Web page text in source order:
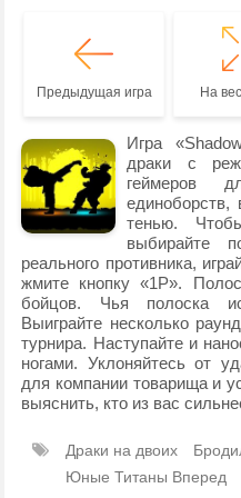
Предыдущая игра На
Игра
драки с
геймеров
тенью.
выбирайте
реального противника,
жмите кнопку «1P».
бойцов. Чья полоска
Выиграйте несколько
турнира. Наступайте и
ногами. Уклоняйтесь от
для компании товарища и
выяснить, кто из вас
Драки на двоих
Юные Титаны Вперед